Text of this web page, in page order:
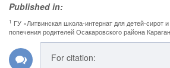
Published in:
1 ГУ «Литвинская школа-интернат для детей-сирот
попечения родителей Осакаровского района
For citation: